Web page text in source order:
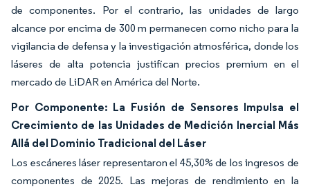
de componentes. Por el contrario, las unidades de largo
alcance por encima de 300 m permanecen como nicho para la
vigilancia de defensa y la investigación atmosférica, donde los
láseres de alta potencia justifican precios premium en el
mercado de LiDAR en América del Norte.
Por Componente: La Fusión de Sensores Impulsa el
Crecimiento de las Unidades de Medición Inercial Más
Allá del Dominio Tradicional del Láser
Los escáneres láser representaron el 45,30% de los ingresos de
componentes de 2025. Las mejoras de rendimiento en la